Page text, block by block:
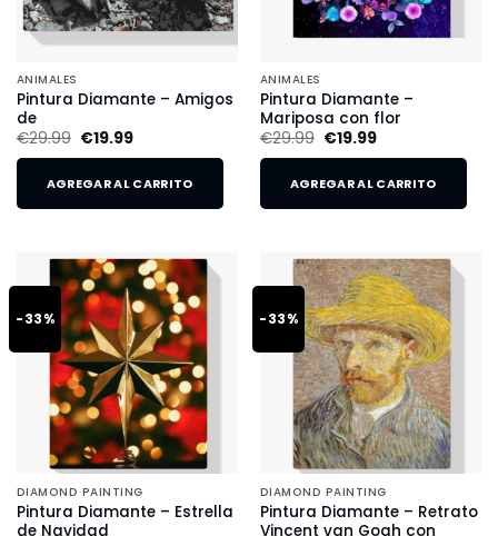
ANIMALES
Pintura Diamante – Amigos
de
€29.99 €19.99
AGREGAR AL CARRITO
ANIMALES
Pintura Diamante –
Mariposa con flor
€29.99 €19.99
AGREGAR AL CARRITO
-33%
DIAMOND PAINTING
Pintura Diamante – Estrella
de Navidad
-33%
DIAMOND PAINTING
Pintura Diamante – Retrato
Vincent van Gogh con